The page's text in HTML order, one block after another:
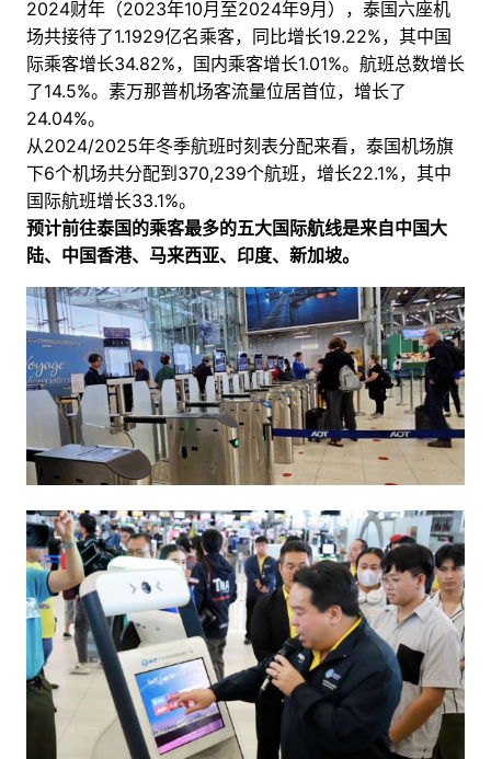
2024财年（2023年10月至2024年9月），泰国六座机
场共接待了1.1929亿名乘客，同比增长19.22%，其中国
际乘客增长34.82%，国内乘客增长1.01%。航班总数增长
了14.5%。素万那普机场客流量位居首位，增长了
24.04%。
从2024/2025年冬季航班时刻表分配来看，泰国机场旗
下6个机场共分配到370,239个航班，增长22.1%，其中
国际航班增长33.1%。
预计前往泰国的乘客最多的五大国际航线是来自中国大
陆、中国香港、马来西亚、印度、新加坡。